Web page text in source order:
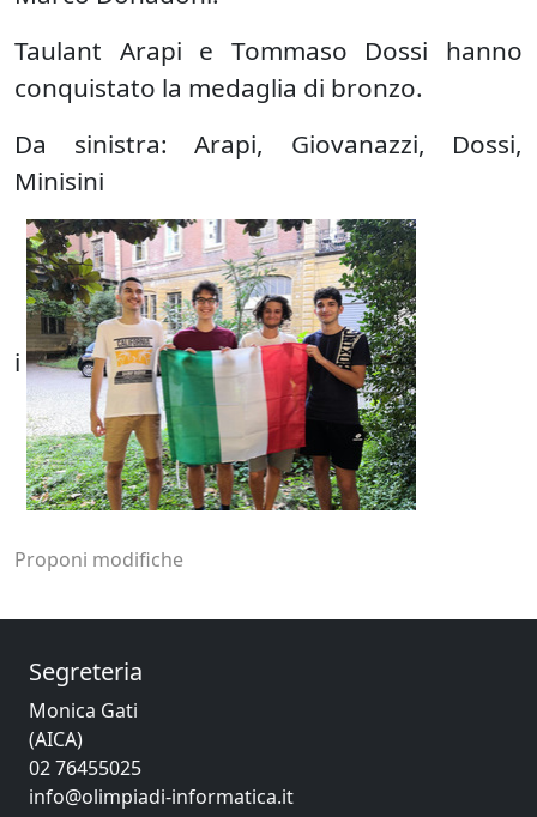
Taulant Arapi e Tommaso Dossi hanno
conquistato la medaglia di bronzo.
Da sinistra: Arapi, Giovanazzi, Dossi,
Minisini
i
Proponi modifiche
Segreteria
Monica Gati
(AICA)
02 76455025
info@olimpiadi-informatica.it